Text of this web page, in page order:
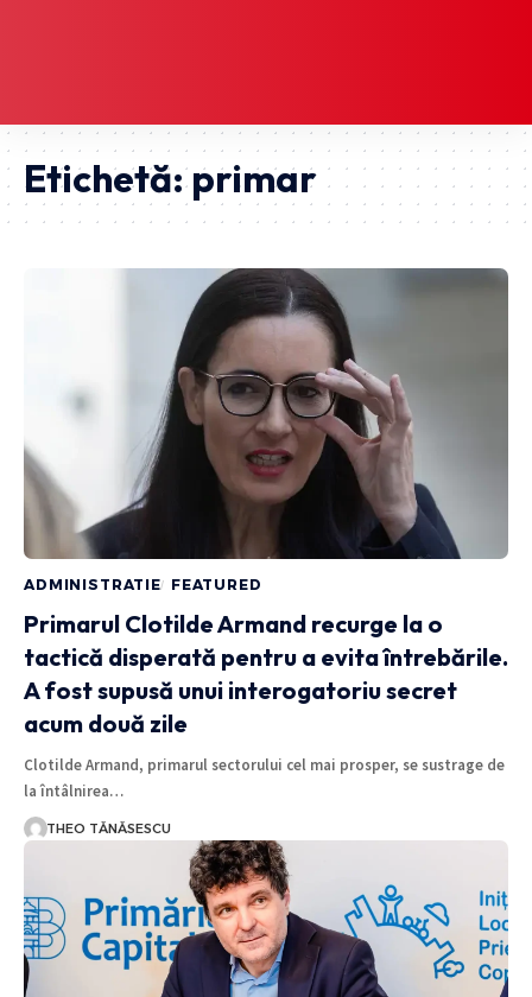
Etichetă:primar
ADMINISTRATIE FEATURED
Primarul Clotilde Armand recurge la o
tactică disperată pentru a evita întrebările.
A fost supusă unui interogatoriu secret
acum două zile
Clotilde Armand, primarul sectorului cel mai prosper, se sustrage de
la întâlnirea…
THEO TĂNĂSESCU